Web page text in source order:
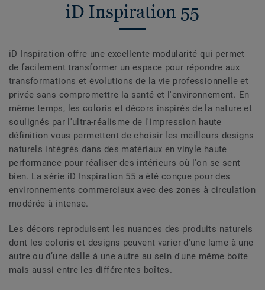
iD Inspiration 55
iD Inspiration offre une excellente modularité qui permet
de facilement transformer un espace pour répondre aux
transformations et évolutions de la vie professionnelle et
privée sans compromettre la santé et l'environnement. En
même temps, les coloris et décors inspirés de la nature et
soulignés par l'ultra-réalisme de l'impression haute
définition vous permettent de choisir les meilleurs designs
naturels intégrés dans des matériaux en vinyle haute
performance pour réaliser des intérieurs où l'on se sent
bien. La série iD Inspiration 55 a été conçue pour des
environnements commerciaux avec des zones à circulation
modérée à intense.
Les décors reproduisent les nuances des produits naturels
dont les coloris et designs peuvent varier d'une lame à une
autre ou d’une dalle à une autre au sein d'une même boîte
mais aussi entre les différentes boîtes.